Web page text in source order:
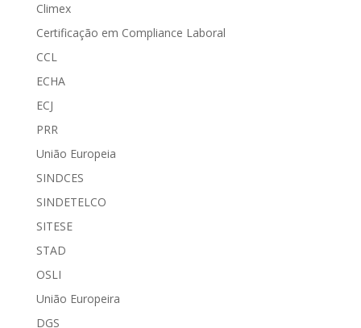
Climex
Certificação em Compliance Laboral
CCL
ECHA
ECJ
PRR
União Europeia
SINDCES
SINDETELCO
SITESE
STAD
OSLI
União Europeira
DGS